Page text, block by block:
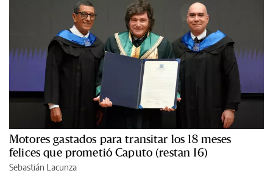
Motores gastados para transitar los 18 meses
felices que prometió Caputo (restan 16)
Sebastián Lacunza